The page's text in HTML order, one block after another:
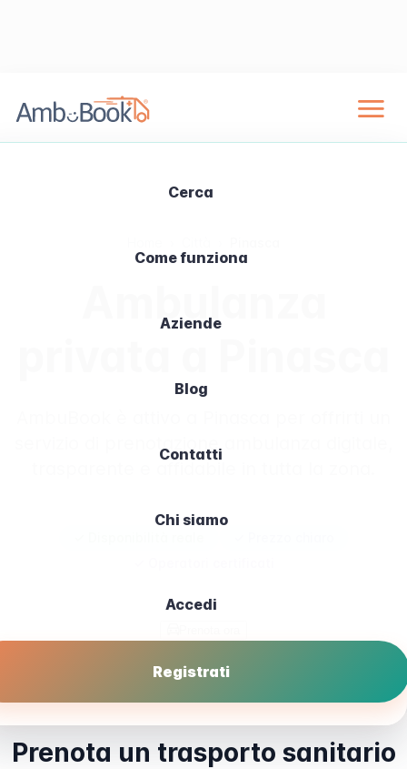
Cerca
Come funziona
Aziende
Blog
Contatti
Chi siamo
Accedi
Registrati
Ambulanza
servizio di prenotazione ambulanza digitale,
Prenota un trasporto sanitario